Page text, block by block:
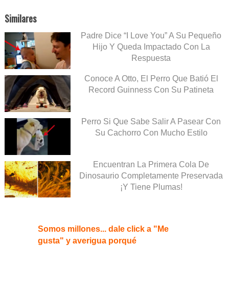
Similares
Padre Dice “I Love You” A Su Pequeño
Hijo Y Queda Impactado Con La
Respuesta
Conoce A Otto, El Perro Que Batió El
Record Guinness Con Su Patineta
Perro Si Que Sabe Salir A Pasear Con
Su Cachorro Con Mucho Estilo
Encuentran La Primera Cola De
Dinosaurio Completamente Preservada
¡Y Tiene Plumas!
Somos millones... dale click a "Me
gusta" y averigua porqué